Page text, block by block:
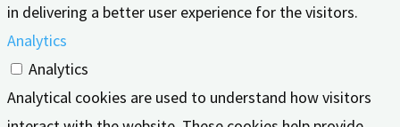
in delivering a better user experience for the visitors.
Analytics
Analytics
Analytical cookies are used to understand how visitors